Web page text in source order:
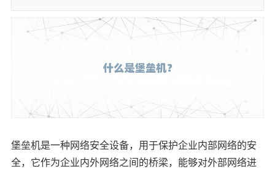
堡垒机是一种网络安全设备，用于保护企业内部网络的安
全，它作为企业内外网络之间的桥梁，能够对外部网络进